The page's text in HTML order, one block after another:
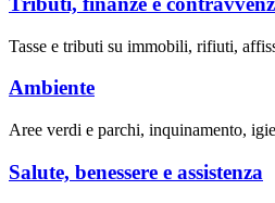
Tasse e tributi su immobili, rifiuti,
Ambiente
Aree verdi e parchi, inquinamento,
Salute, benessere e assistenza